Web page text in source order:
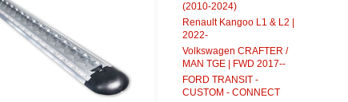
(2010-2024)
Renault Kangoo L1 & L2 |
2022-
Volkswagen CRAFTER /
MAN TGE | FWD 2017--
FORD TRANSIT -
CUSTOM - CONNECT